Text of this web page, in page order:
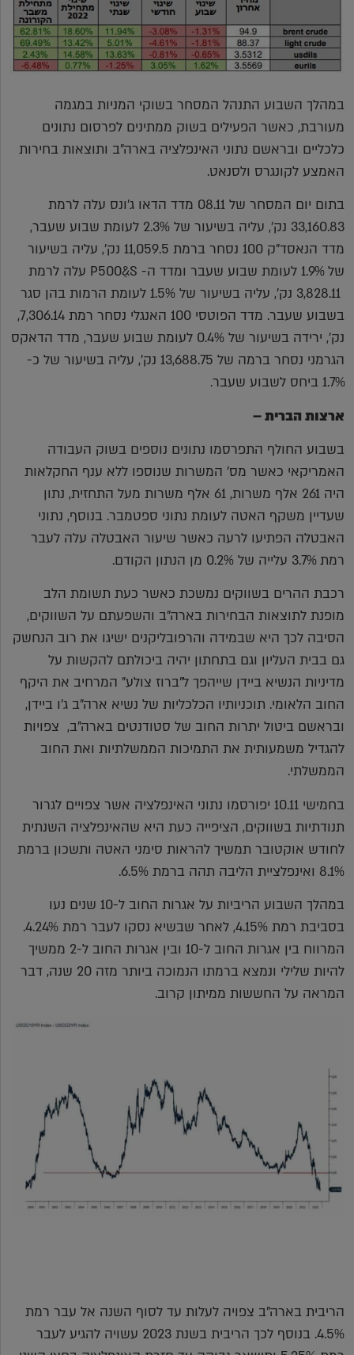
במהלך השבוע התנהל המסחר בשוקי המניות במגמה
מעורבת, כאשר הפעילים בשוק ממתינים לפרסום נתונים
כלכליים ובראשם נתוני האינפלציה בארה"ב ותוצאות בחירות
האמצע לקונגרס ולסנאט.
בתום יום המסחר של 08.11 מדד הדאו ג'ונס עלה לרמת
33,160.83 נק', עליה בשיעור של 2.3% לעומת שבוע שעבר,
מדד הנאסד"ק 100 נסחר ברמת 11,059.5 נק', עליה בשיעור
של 1.9% לעומת שבוע שעבר ומדד ה- P500ַ&S עלה לרמת
3,828.11 נק', עליה בשיעור של 1.5% לעומת הרמות בהן סגר
בשבוע שעבר. מדד הפוטסי 100 האנגלי נסחר רמת 7,306.14,
נק', ירידה בשיעור של 0.4% לעומת שבוע שעבר, מדד הדאקס
הגרמני נסחר ברמה של 13,688.75 נק', עליה בשיעור של כ-
1.7% ביחס לשבוע שעבר.
ארצות הברית –
בשבוע החולף התפרסמו נתונים נוספים בשוק העבודה
האמריקאי כאשר מס' המשרות שנוספו ללא ענף החקלאות
היה 261 אלף משרות, 61 אלף משרות מעל התחזית, נתון
שעדיין משקף האטה לעומת נתוני ספטמבר. בנוסף, נתוני
האבטלה הפתיעו לרעה כאשר שיעור האבטלה עלה לעבר
רמת 3.7% עלייה של 0.2% מן הנתון הקודם.
רכבת ההרים בשווקים נמשכת כאשר כעת תשומת הלב
מופנת לתוצאות הבחירות בארה"ב והשפעתם על השווקים,
הסיבה לכך היא שבמידה והרפובליקנים ישיגו את רוב הנחשק
גם בבית העליון וגם בתחתון יהיה ביכולתם להקשות על
מדיניות הנשיא ביידן שייהפך ל"ברוז צולע" המרחיב את היקף
החוב הלאומי. תוכניותיו הכלכליות של נשיא ארה"ב ג'ו ביידן,
ובראשם ביטול יתרות החוב של סטודנטים בארה"ב, צפויות
להגדיל משמעותית את התמיכות הממשלתיות ואת החוב
הממשלתי.
בחמישי 10.11 יפורסמו נתוני האינפלציה אשר צפויים לגרור
תנודתיות בשווקים, הציפייה כעת היא שהאינפלציה השנתית
לחודש אוקטובר תמשיך להראות סימני האטה ותשכון ברמת
8.1% ואינפלציית הליבה תהה ברמת 6.5%.
במהלך השבוע הריביות על אגרות החוב ל-10 שנים נעו
בסביבת רמת 4.15%, לאחר שבשיא נסקו לעבר רמת 4.24%.
המרווח בין אגרות החוב ל-10 ובין אגרות החוב ל-2 ממשיך
להיות שלילי ונמצא ברמתו הנמוכה ביותר מזה 20 שנה, דבר
המראה על החששות ממיתון קרוב.
הריבית בארה"ב צפויה לעלות עד לסוף השנה אל עבר רמת
4.5%. בנוסף לכך הריבית בשנת 2023 עשויה להגיע לעבר